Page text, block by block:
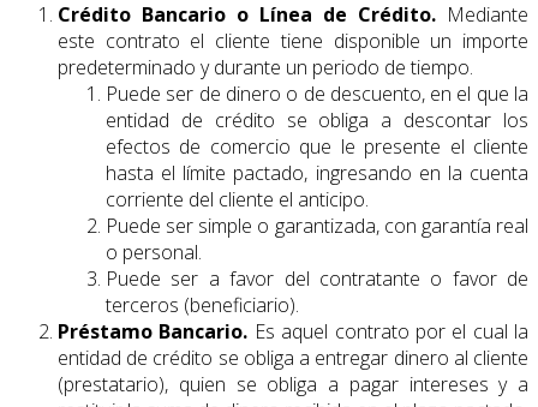
Crédito Bancario o Línea de Crédito. Mediante
este contrato el cliente tiene disponible un importe
predeterminado y durante un periodo de tiempo.
Puede ser de dinero o de descuento, en el que la
entidad de crédito se obliga a descontar los
efectos de comercio que le presente el cliente
hasta el límite pactado, ingresando en la cuenta
corriente del cliente el anticipo.
Puede ser simple o garantizada, con garantía real
o personal.
Puede ser a favor del contratante o favor de
terceros (beneficiario).
Préstamo Bancario. Es aquel contrato por el cual la
entidad de crédito se obliga a entregar dinero al cliente
(prestatario), quien se obliga a pagar intereses y a